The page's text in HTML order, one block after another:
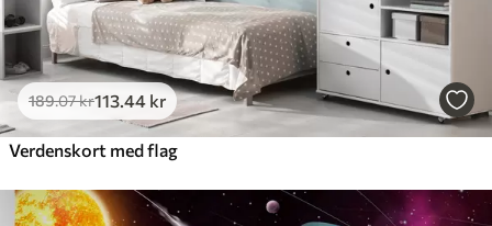
189.07kr113 .44 kr
Verdenskort med flag